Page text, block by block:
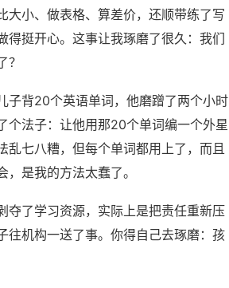
大小、做表格、算差价，还顺带练了写
得挺开心。这事让我琢磨了很久：我们
子背20个英语单词，他磨蹭了两个小时
个法子：让他用那20个单词编一个外星
乱七八糟，但每个单词都用上了，而且
是我的方法太蠢了。
夺了学习资源，实际上是把责任重新压
往机构一送了事。你得自己去琢磨：孩